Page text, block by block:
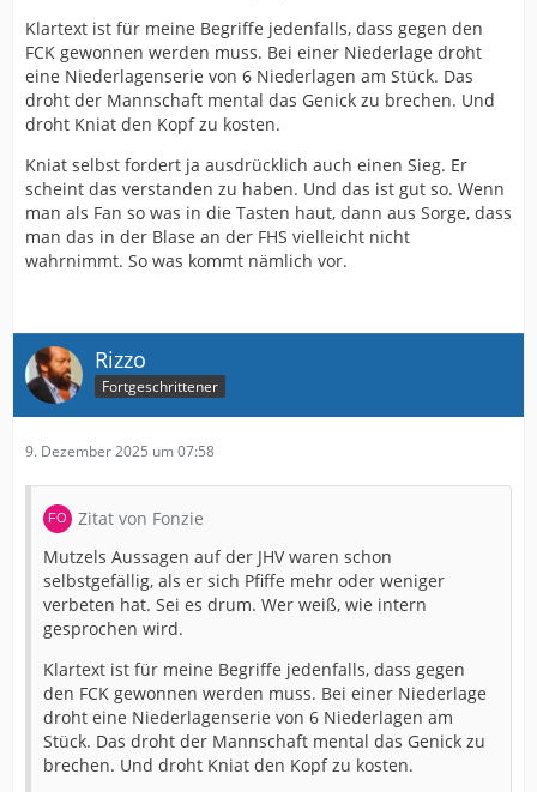
Klartext ist für meine Begriffe jedenfalls, dass gegen den
FCK gewonnen werden muss. Bei einer Niederlage droht
eine Niederlagenserie von 6 Niederlagen am Stück. Das
droht der Mannschaft mental das Genick zu brechen. Und
droht Kniat den Kopf zu kosten.
Kniat selbst fordert ja ausdrücklich auch einen Sieg. Er
scheint das verstanden zu haben. Und das ist gut so. Wenn
man als Fan so was in die Tasten haut, dann aus Sorge, dass
man das in der Blase an der FHS vielleicht nicht
wahrnimmt. So was kommt nämlich vor.
Rizzo
Fortgeschrittener
9. Dezember 2025 um 07:58
Zitat von Fonzie
Mutzels Aussagen auf der JHV waren schon
selbstgefällig, als er sich Pfiffe mehr oder weniger
verbeten hat. Sei es drum. Wer weiß, wie intern
gesprochen wird.
Klartext ist für meine Begriffe jedenfalls, dass gegen
den FCK gewonnen werden muss. Bei einer Niederlage
droht eine Niederlagenserie von 6 Niederlagen am
Stück. Das droht der Mannschaft mental das Genick zu
brechen. Und droht Kniat den Kopf zu kosten.